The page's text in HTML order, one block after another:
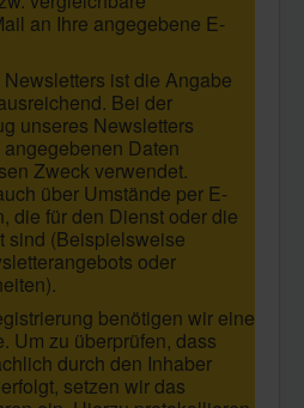
an Ihre angegebene E-
ist die Angabe
Bei der
unseres Newsletters
Daten
Zweck verwendet.
über Umstände per E-
die für den Dienst oder die
sind (Beispielsweise
oder
benötigen wir eine
Um zu überprüfen, dass
durch den Inhaber
setzen wir das